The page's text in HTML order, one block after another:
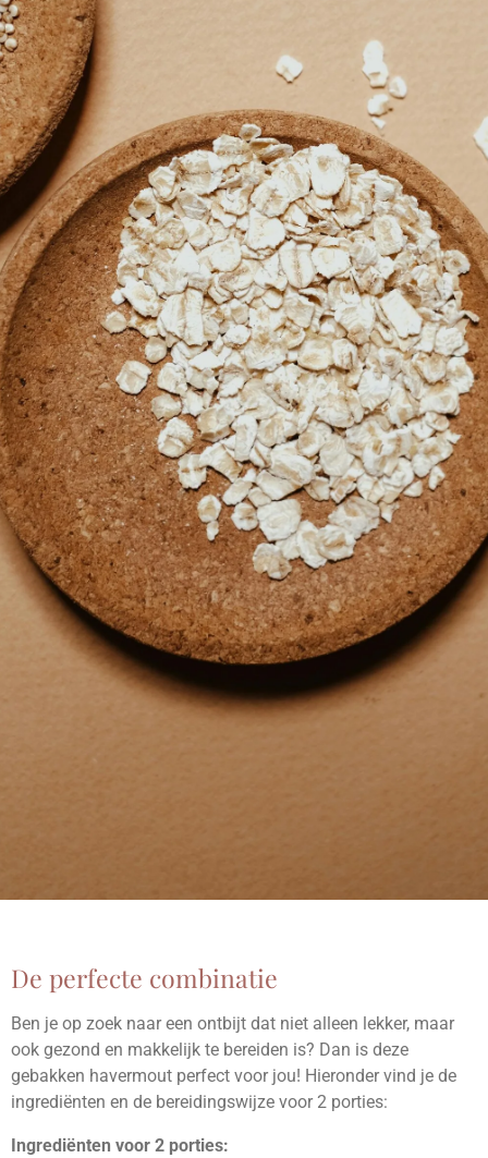
De perfecte combinatie
Ben je op zoek naar een ontbijt dat niet alleen lekker, maar
ook gezond en makkelijk te bereiden is? Dan is deze
gebakken havermout perfect voor jou! Hieronder vind je de
ingrediënten en de bereidingswijze voor 2 porties:
Ingrediënten voor 2 porties: